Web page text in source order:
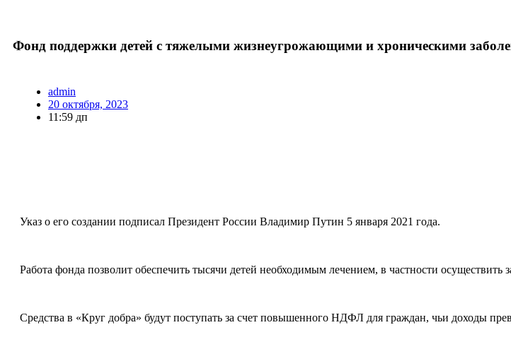
Фонд поддержки детей с тяжелыми жизнеугрожающими и хроническими
admin
20 октября, 2023
11:59 дп
Указ о его создании подписал Президент России Владимир Путин 5 января 2021 года.
Работа фонда позволит обеспечить тысячи детей необходимым лечением, в частности
Средства в «Круг добра» будут поступать за счет повышенного НДФЛ для граждан, чьи доходы